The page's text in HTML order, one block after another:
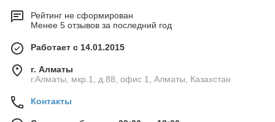
Рейтинг не сформирован
Менее 5 отзывов за последний год
Работает с 14.01.2015
г. Алматы
г.Алматы, мкр.1, д.88, офис 1, Алматы, Казахстан
Контакты